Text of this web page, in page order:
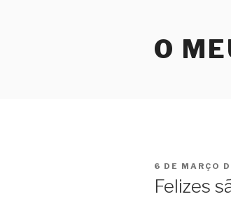
O
PUBLICADO
6 DE MARÇO
Felizes